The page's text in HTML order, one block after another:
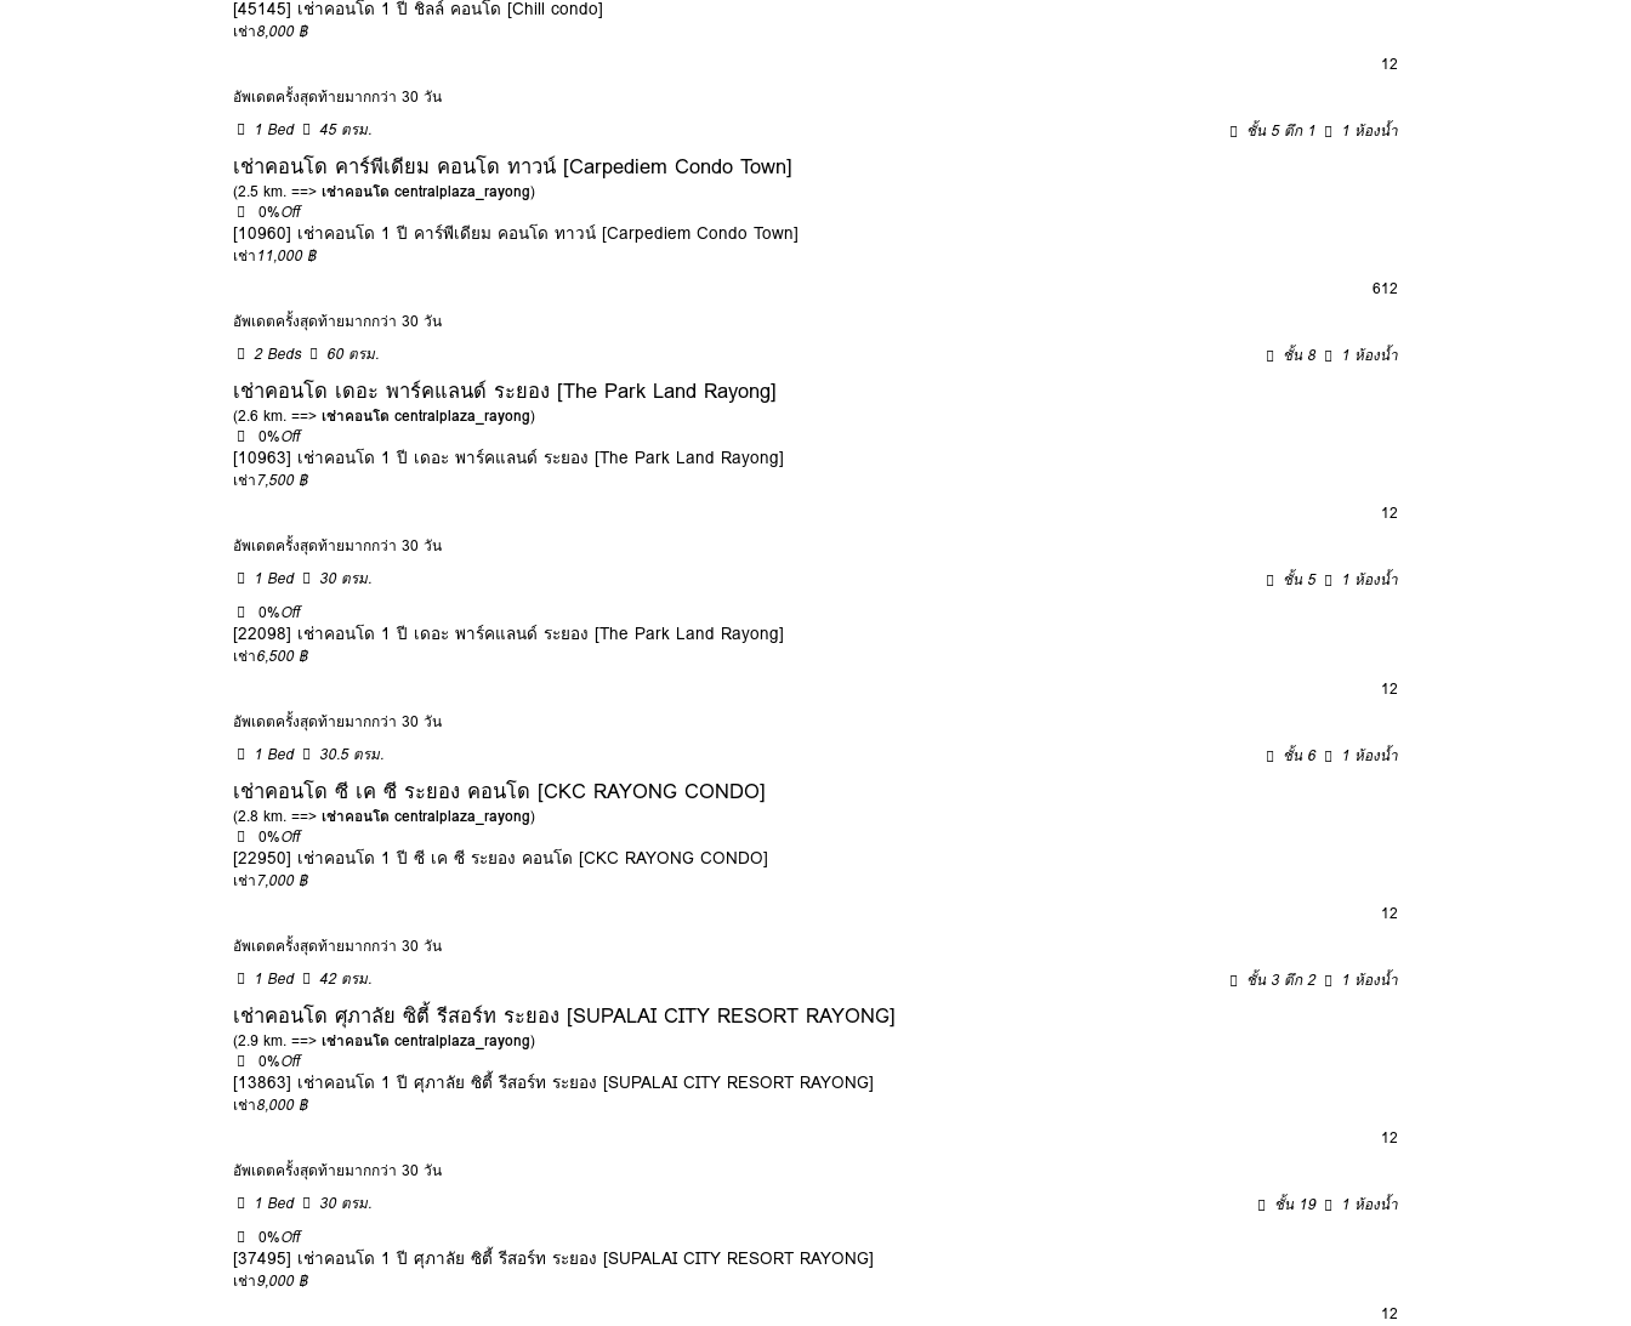
[45145] เช่าคอนโด 1 ปี ชิลล์ คอนโด [Chill condo]
เช่า8,000 ฿
12
อัพเดตครั้งสุดท้ายมากกว่า 30 วัน
1 Bed
45 ตรม. ชั้น 5 ตึก 1 1 ห้องน้ำ
เช่าคอนโด คาร์พีเดียม คอนโด ทาวน์ [Carpediem Condo Town]
(2.5 km. ==> เช่าคอนโด centralplaza_rayong)
0%Off
[10960] เช่าคอนโด 1 ปี คาร์พีเดียม คอนโด ทาวน์ [Carpediem Condo Town]
เช่า11,000 ฿
612
อัพเดตครั้งสุดท้ายมากกว่า 30 วัน
2 Beds
60 ตรม. ชั้น 8 1 ห้องน้ำ
เช่าคอนโด เดอะ พาร์คแลนด์ ระยอง [The Park Land Rayong]
(2.6 km. ==> เช่าคอนโด centralplaza_rayong)
0%Off
[10963] เช่าคอนโด 1 ปี เดอะ พาร์คแลนด์ ระยอง [The Park Land Rayong]
เช่า7,500 ฿
12
อัพเดตครั้งสุดท้ายมากกว่า 30 วัน
1 Bed
30 ตรม. ชั้น 5
1 ห้องน้ำ
0%Off
[22098] เช่าคอนโด 1 ปี เดอะ พาร์คแลนด์ ระยอง [The Park Land Rayong]
เช่า6,500 ฿
12
อัพเดตครั้งสุดท้ายมากกว่า 30 วัน
1 Bed
30.5 ตรม. ชั้น 6 1 ห้องน้ำ
เช่าคอนโด ซี เค ซี ระยอง คอนโด [CKC RAYONG CONDO]
(2.8 km. ==> เช่าคอนโด centralplaza_rayong)
0%Off
[22950] เช่าคอนโด 1 ปี ซี เค ซี ระยอง คอนโด [CKC RAYONG CONDO]
เช่า7,000 ฿
12
อัพเดตครั้งสุดท้ายมากกว่า 30 วัน
1 Bed
42 ตรม. ชั้น 3 ตึก 2 1 ห้องน้ำ
เช่าคอนโด ศุภาลัย ซิตี้ รีสอร์ท ระยอง [SUPALAI CITY RESORT RAYONG]
(2.9 km. ==> เช่าคอนโด centralplaza_rayong)
0%Off
[13863] เช่าคอนโด 1 ปี ศุภาลัย ซิตี้ รีสอร์ท ระยอง [SUPALAI CITY RESORT RAYONG]
เช่า8,000 ฿
12
อัพเดตครั้งสุดท้ายมากกว่า 30 วัน
1 Bed
30 ตรม. ชั้น 19
1 ห้องน้ำ
0%Off
[37495] เช่าคอนโด 1 ปี ศุภาลัย ซิตี้ รีสอร์ท ระยอง [SUPALAI CITY RESORT RAYONG]
เช่า9,000 ฿
12